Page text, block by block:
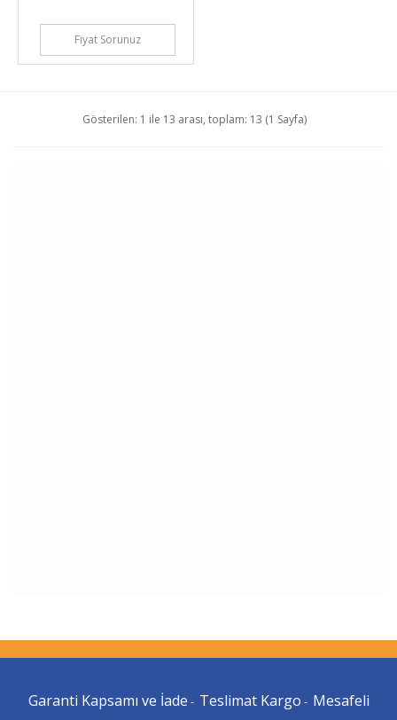
Fiyat Sorunuz
Gösterilen: 1 ile 13 arası, toplam: 13 (1 Sayfa)
Garanti Kapsamı ve İade - Teslimat Kargo - Mesafeli